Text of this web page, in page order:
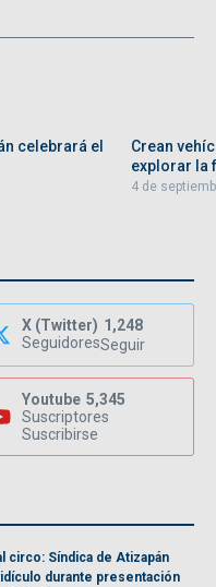
celebrará el
Crean
explorar la
4 de
X (Twitter) 1,248
SeguidoresSeguir
Youtube 5,345
Suscriptores
Suscribirse
circo: Síndica de Atizapán
durante presentación